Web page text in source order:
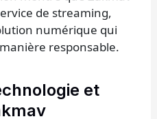
de streaming,
numérique qui
responsable.
et